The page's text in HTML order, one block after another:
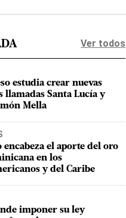
Ver todos
estudia crear nuevas
llamadas Santa Lucía y
Mella
el aporte del oro
en los
y del Caribe
imponer su ley